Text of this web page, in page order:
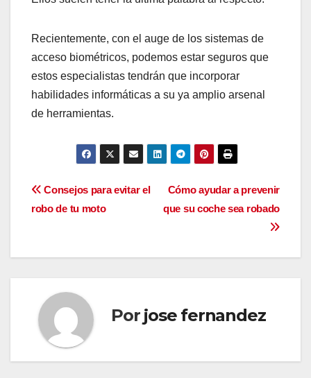
Recientemente, con el auge de los sistemas de
acceso biométricos, podemos estar seguros que
estos especialistas tendrán que incorporar
habilidades informáticas a su ya amplio arsenal
de herramientas.
Navegación
entradas
Cómo ayudar a prevenir
que su coche sea robado
Consejos para evitar el
robo de tu moto
Por jose fernandez